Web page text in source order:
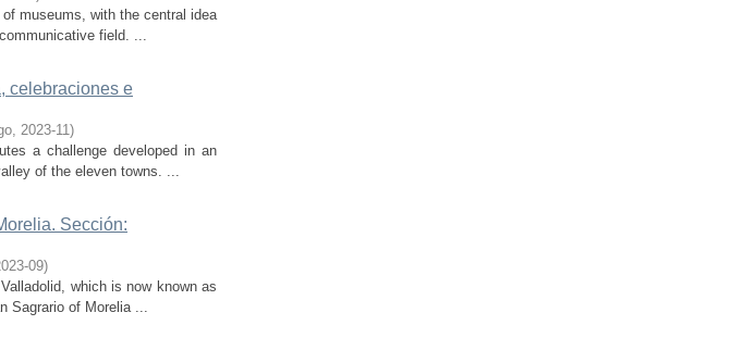
museums, with the central idea
field. ...
celebraciones e
, 2023-11)
a challenge developed in an
of the eleven towns. ...
Sección:
09)
which is now known as
Sagrario of Morelia ...